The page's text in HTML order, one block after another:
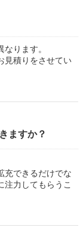
ります。
見積りをさせてい
ますか？
充できるだけでな
注力してもらうこ